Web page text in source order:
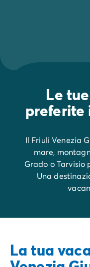
Le
preferite
Il Friuli Venezia
mare,
Grado o Tarvisio
Una
La tua